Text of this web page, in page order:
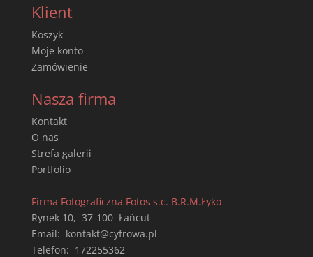
Klient
Koszyk
Moje konto
Zamówienie
Nasza firma
Kontakt
O nas
Strefa galerii
Portfolio
Firma Fotograficzna Fotos s.c. B.R.M.Łyko
Rynek 10, 37-100 Łańcut
Email: kontakt@cyfrowa.pl
Telefon: 172255362